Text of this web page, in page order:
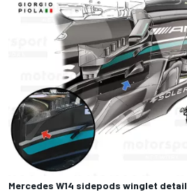
Mercedes W14 sidepods winglet detail